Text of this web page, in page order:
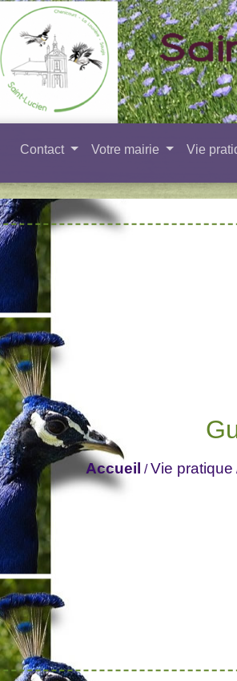
Contact Votre mairie Vie
Accueil /Vie pratique